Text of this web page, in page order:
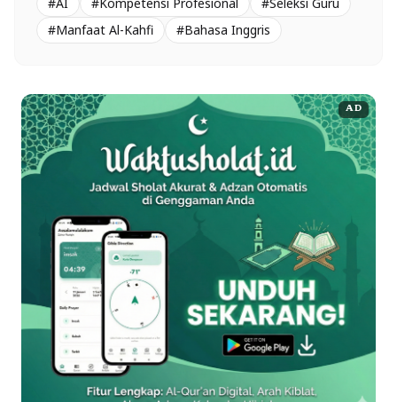
#Manfaat Al-Kahfi
#Bahasa Inggris
AD